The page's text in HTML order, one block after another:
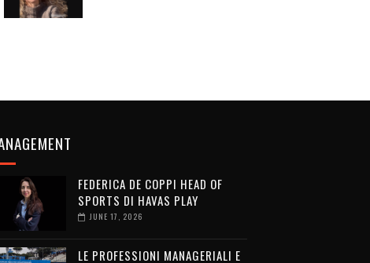
FEDERICA DE COPPI HEAD OF
SPORTS DI HAVAS PLAY
JUNE 17, 2026
LE PROFESSIONI MANAGERIALI E